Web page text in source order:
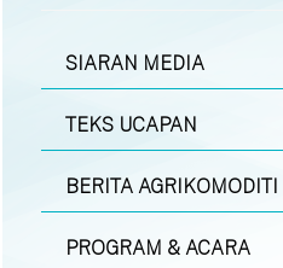
SIARAN MEDIA
TEKS UCAPAN
BERITA AGRIKOMODITI
PROGRAM & ACARA